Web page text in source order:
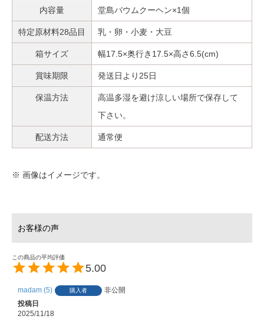
内容量 堂島バウムクーヘン×1個
特定原材料28品目 乳・卵・小麦・大豆
箱サイズ 幅17.5×奥行き17.5×高さ6.5(cm)
賞味期限 発送日より25日
保温方法
高温多湿を避け涼しい場所で保存して
下さい。
配送方法 通常便
※ 画像はイメージです。
5.00
madam 5 購入者
非公開
投稿日
2025/11/18